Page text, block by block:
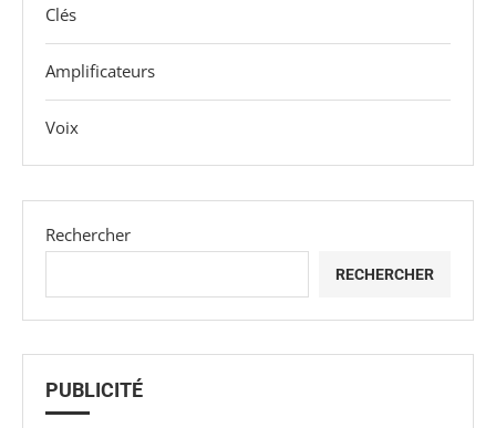
Rechercher
RECHERCHER
PUBLICITÉ
Clés
Amplificateurs
Voix